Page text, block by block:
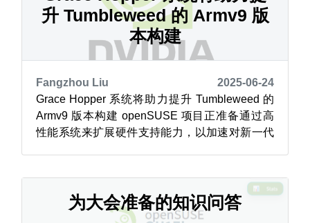
升 Tumbleweed 的 Armv9 版
本构建
Fangzhou Liu
2025-06-24
Grace Hopper 系统将助力提升 Tumbleweed 的
Armv9 版本构建 openSUSE 项目正准备通过高
性能系统来扩展硬件支持能力，以加速对新一代
Superchip 系统 已交付，并正在部署至 ope...
为大会准备的知识问答